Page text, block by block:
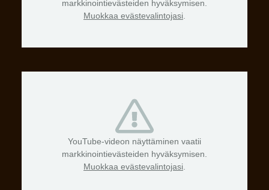
markkinointievästeiden hyväksymisen.
Muokkaa evästevalintojasi
YouTube-videon näyttäminen vaatii
markkinointievästeiden hyväksymisen.
Muokkaa evästevalintojasi.